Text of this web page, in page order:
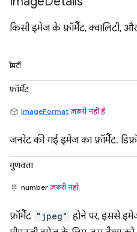
किसी इमेज के फ़ॉर्मैट, क्वालिटी,
प्रॉपर्टी
फ़ॉर्मैट
ImageFormat ज़रूरी नहीं है
जनरेट की गई इमेज का फ़ॉर्मैट.
गुणवत्ता
numberज़रूरी नहीं
फ़ॉर्मैट "jpeg" होने पर, इससे